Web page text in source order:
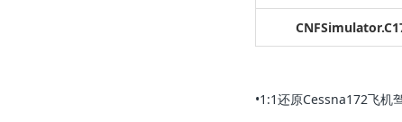
CNFSimulator.C
•1:1还原Cessna172飞机